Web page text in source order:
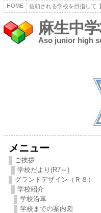
HOME 信頼される学校を目指して【
麻生中
Aso junior high
メニュー
ご挨拶
学校だより(R7～)
グランドデザイン（Ｒ８）
学校紹介
学校沿革
学校までの案内図